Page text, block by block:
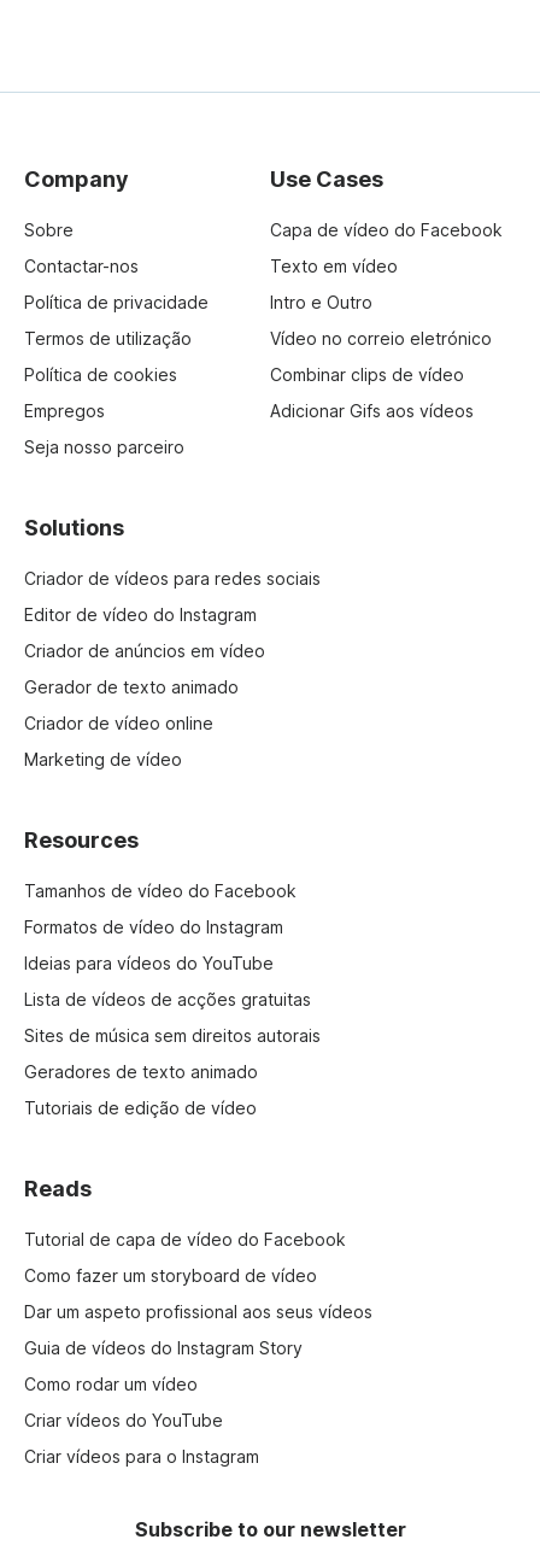
Company
Sobre
Contactar-nos
Política de privacidade
Termos de utilização
Política de cookies
Empregos
Seja nosso parceiro
Use Cases
Capa de vídeo do Facebook
Texto em vídeo
Intro e Outro
Vídeo no correio eletrónico
Combinar clips de vídeo
Adicionar Gifs aos vídeos
Solutions
Criador de vídeos para redes sociais
Editor de vídeo do Instagram
Criador de anúncios em vídeo
Gerador de texto animado
Criador de vídeo online
Marketing de vídeo
Resources
Tamanhos de vídeo do Facebook
Formatos de vídeo do Instagram
Ideias para vídeos do YouTube
Lista de vídeos de acções gratuitas
Sites de música sem direitos autorais
Geradores de texto animado
Tutoriais de edição de vídeo
Reads
Tutorial de capa de vídeo do Facebook
Como fazer um storyboard de vídeo
Dar um aspeto profissional aos seus vídeos
Guia de vídeos do Instagram Story
Como rodar um vídeo
Criar vídeos do YouTube
Criar vídeos para o Instagram
Subscribe to our newsletter